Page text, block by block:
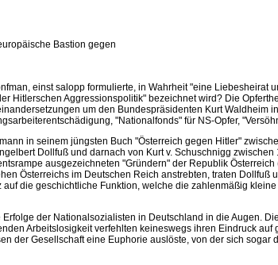
Bastion gegen
einst salopp formulierte, in Wahrheit "eine Liebesheirat
Hitlerschen Aggressionspolitik" bezeichnet wird? Die
um den Bundespräsidenten Kurt Waldheim
"Nationalfonds" für NS-Opfer,
in seinem jüngsten Buch "Österreich gegen Hitler"
Dollfuß und darnach von Kurt v. Schuschnigg
ausgezeichneten "Gründern" der Republik
Österreichs im Deutschen Reich anstrebten, traten
die geschichtliche Funktion, welche die zahlenmäßig
der Nationalsozialisten in Deutschland in die Augen.
Arbeitslosigkeit verfehlten keineswegs ihren Eindruck
der Gesellschaft eine Euphorie auslöste, von der sich